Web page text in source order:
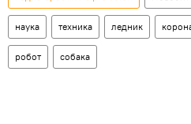
наука техника ледник
робот собака